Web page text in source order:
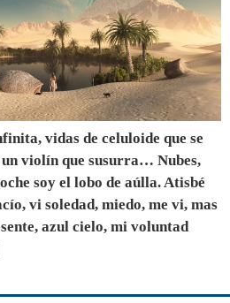
vidas de celuloide que se
violín que susurra… Nubes,
soy el lobo de aúlla. Atisbé
vi soledad, miedo, me vi, mas
azul cielo, mi voluntad